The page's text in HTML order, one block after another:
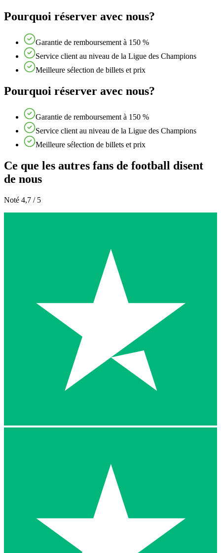
Pourquoi réserver avec nous?
Garantie de remboursement à 150 %
Service client au niveau de la Ligue des Champions
Meilleure sélection de billets et prix
Pourquoi réserver avec nous?
Garantie de remboursement à 150 %
Service client au niveau de la Ligue des Champions
Meilleure sélection de billets et prix
Ce que les autres fans de football disent
de nous
Noté 4,7 / 5